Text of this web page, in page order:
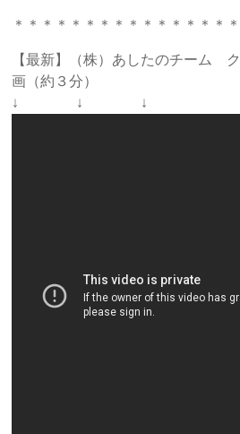
＊＊＊＊＊＊＊＊＊＊＊＊＊＊＊
【最新】（株）あしたのチーム
画（約３分）
↓ ↓ ↓